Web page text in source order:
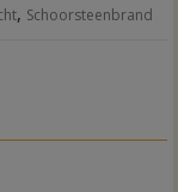
, Schoorsteenbrand